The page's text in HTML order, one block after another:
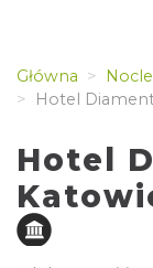
Główna
Hotel
Hotel